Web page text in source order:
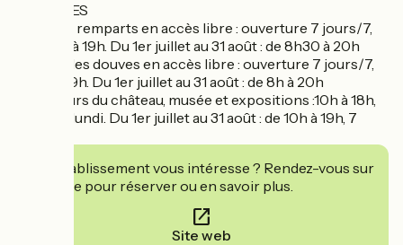
HORAIRES
* Cour et remparts en accès libre : ouverture 7 jours/7,
de 8h30 à 19h. Du 1er juillet au 31 août : de 8h30 à 20h
* Jardin des douves en accès libre : ouverture 7 jours/7,
de 8h à 19h. Du 1er juillet au 31 août : de 8h à 20h
* Intérieurs du château, musée et expositions :10h à 18h,
fermé le lundi. Du 1er juillet au 31 août : de 10h à 19h, 7
Cet établissement vous intéresse ? Rendez-vous sur
leur site pour réserver ou en savoir plus.
Site web